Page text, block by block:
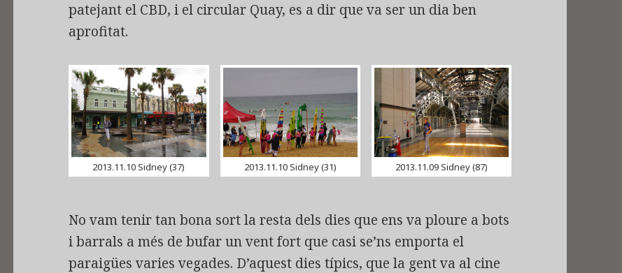
patejant el CBD, i el circular Quay, es a dir que va ser un dia ben
aprofitat.
2013.11.10 Sidney (37) 2013.11.10 Sidney (31) 2013.11.09 Sidney (87)
No vam tenir tan bona sort la resta dels dies que ens va ploure a bots
i barrals a més de bufar un vent fort que casi se’ns emporta el
paraigües varies vegades. D’aquest dies típics, que la gent va al cine